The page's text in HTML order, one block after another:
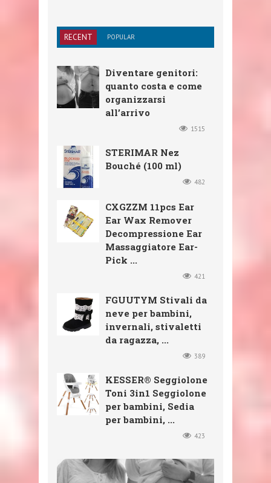
RECENT POPULAR
Diventare genitori:
quanto costa e come
organizzarsi
all’arrivo
1515
STERIMAR Nez
Bouché (100 ml)
482
CXGZZM 11pcs Ear
Ear Wax Remover
Decompressione Ear
Massaggiatore Ear-
Pick ...
421
FGUUTYM Stivali da
neve per bambini,
invernali, stivaletti
da ragazza, ...
389
KESSER® Seggiolone
Toni 3in1 Seggiolone
per bambini, Sedia
per bambini, ...
423